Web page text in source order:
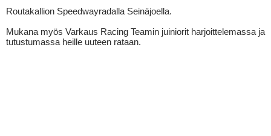
Routakallion Speedwayradalla Seinäjoella.
Mukana myös Varkaus Racing Teamin juiniorit harjoittelemassa ja
tutustumassa heille uuteen rataan.